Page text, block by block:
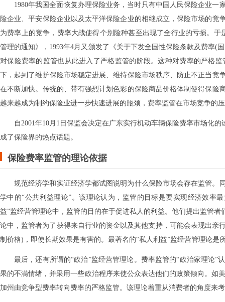
1980年我国全面恢复办理保险业务，当时只有中国人民保险企业
险企业、平安保险企业以及太平洋保险企业的相继成立，保险市场的
为费率上的竞争，费率大战使得个别险种甚至出现了全行业的亏损。
管理的通知》，1993年4月又颁发了《关于下发全国性保险条款及费率
对保险费率的监管也从此进入了严格监管的阶段。这种对费率的严格
下，起到了维护保险市场稳定进展、维持保险市场秩序、防止不正当
在不断加快。传统的、带有强烈计划色彩的保险商品价格体制使得保
越来越成为制约保险业进一步快速进展的瓶颈，费率监管在市场竞争的
自2001年10月1日保监会决定在广东实行机动车辆保险费率市场化
成了保险界的热点话题。
保险费率监管的理论依据
规范经济学和实证经济学都试图说明为什么保险市场会存在监管
学中的“公共利益理论”。该理论认为，监管的目标是要实现经济效率
益”监经营管理论中，监管的目的在于促进私人的利益。他们提出监管
论中，监管者为了获得来自行业的资金以及其他支持，可能会表现出
制价格)，即使长期效果是有害的。最著名的“私人利益”监经营管理论
最后，还有所谓的“政治”监经营管理论。费率监管的“政治家理论
果的不满情绪，并采用一些政治程序来使公众表达他们的政策倾向。如
加州由竞争型费率转向费率的严格监管。该理论着重从消费者的角度来